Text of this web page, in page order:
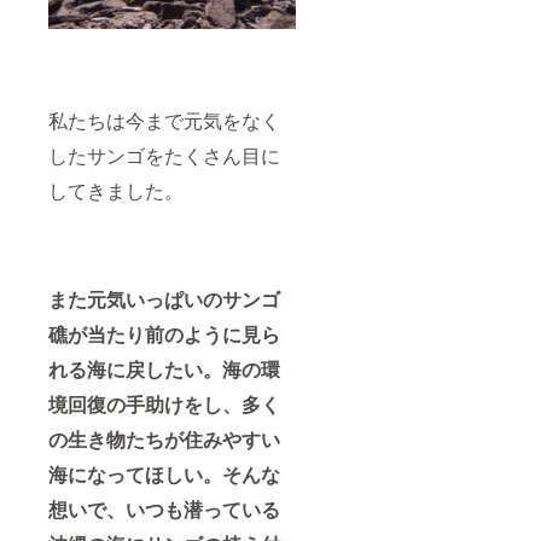
私たちは今まで元気をなく
したサンゴをたくさん目に
してきました。
また元気いっぱいのサンゴ
礁が当たり前のように見ら
れる海に戻したい。 海の環
境回復の手助けをし、多く
の生き物たちが住みやすい
海になってほしい。そんな
想いで、いつも潜っている